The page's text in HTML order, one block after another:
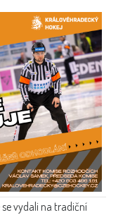
se vydali na tradiční